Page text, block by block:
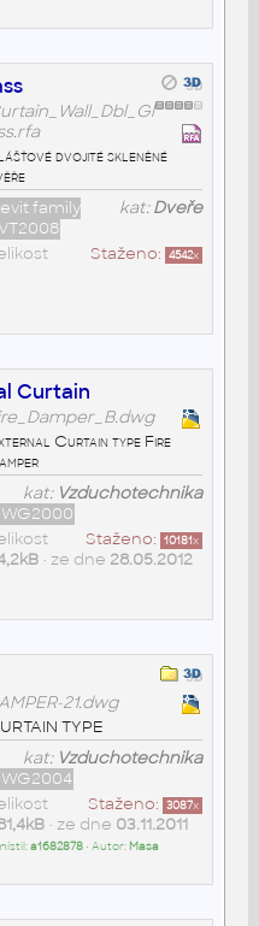
dvojité skleněné
kat:Dveře
family
Staženo: 4542x
Curtain
Curtain type Fire
kat: Vzduchotechnika
Staženo: 10181x
• ze dne 28.05.2012
21.dwg
TYPE
kat: Vzduchotechnika
Staženo: 3087x
• ze dne 03.11.2011
a1682878• Autor: Masa